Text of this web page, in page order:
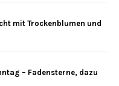
mit Trockenblumen und
– Fadensterne, dazu